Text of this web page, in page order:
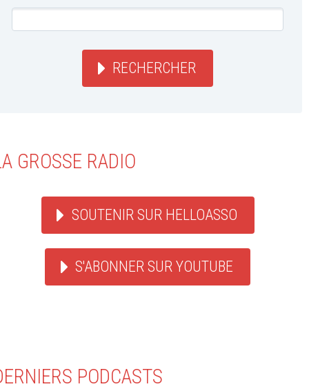
RECHERCHER
GROSSE RADIO
SOUTENIR SUR HELLOASSO
S'ABONNER SUR YOUTUBE
PODCASTS